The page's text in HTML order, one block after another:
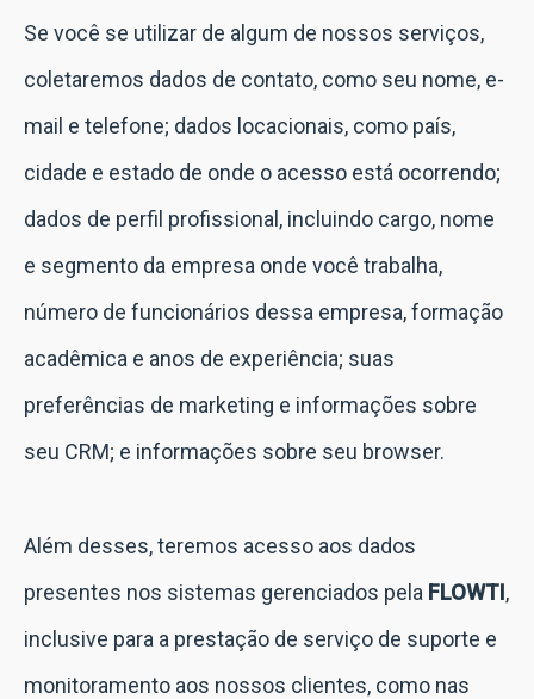
Se você se utilizar de algum de nossos serviços,
coletaremos dados de contato, como seu nome, e-
mail e telefone; dados locacionais, como país,
cidade e estado de onde o acesso está ocorrendo;
dados de perfil profissional, incluindo cargo, nome
e segmento da empresa onde você trabalha,
número de funcionários dessa empresa, formação
acadêmica e anos de experiência; suas
preferências de marketing e informações sobre
seu CRM; e informações sobre seu browser.
Além desses, teremos acesso aos dados
presentes nos sistemas gerenciados pela FLOWTI,
inclusive para a prestação de serviço de suporte e
monitoramento aos nossos clientes, como nas